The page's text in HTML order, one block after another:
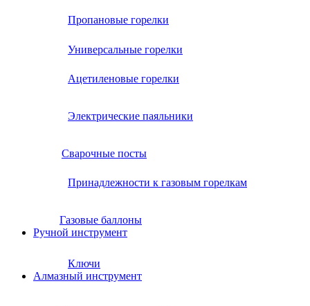
Пропановые горелки
Универсальные горелки
Ацетиленовые горелки
Электрические паяльники
Сварочные посты
Принадлежности к газовым горелкам
Газовые баллоны
Ручной инструмент
Ключи
Алмазный инструмент